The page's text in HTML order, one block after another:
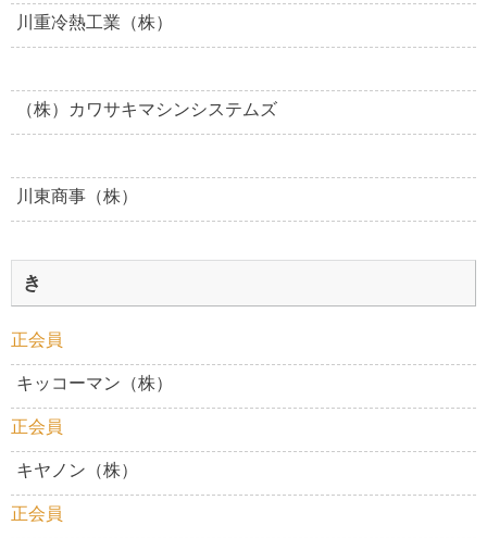
川重冷熱工業（株）
（株）カワサキマシンシステムズ
川東商事（株）
き
正会員
キッコーマン（株）
正会員
キヤノン（株）
正会員